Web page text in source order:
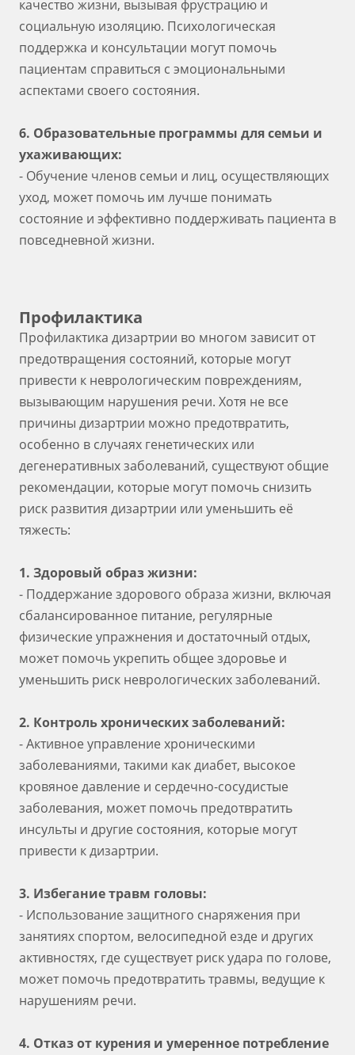
качество жизни, вызывая фрустрацию и
социальную изоляцию. Психологическая
поддержка и консультации могут помочь
пациентам справиться с эмоциональными
аспектами своего состояния.
6. Образовательные программы для семьи и
ухаживающих:
- Обучение членов семьи и лиц, осуществляющих
уход, может помочь им лучше понимать
состояние и эффективно поддерживать пациента в
повседневной жизни.
Профилактика
Профилактика дизартрии во многом зависит от
предотвращения состояний, которые могут
привести к неврологическим повреждениям,
вызывающим нарушения речи. Хотя не все
причины дизартрии можно предотвратить,
особенно в случаях генетических или
дегенеративных заболеваний, существуют общие
рекомендации, которые могут помочь снизить
риск развития дизартрии или уменьшить её
тяжесть:
1. Здоровый образ жизни:
- Поддержание здорового образа жизни, включая
сбалансированное питание, регулярные
физические упражнения и достаточный отдых,
может помочь укрепить общее здоровье и
уменьшить риск неврологических заболеваний.
2. Контроль хронических заболеваний:
- Активное управление хроническими
заболеваниями, такими как диабет, высокое
кровяное давление и сердечно-сосудистые
заболевания, может помочь предотвратить
инсульты и другие состояния, которые могут
привести к дизартрии.
3. Избегание травм головы:
- Использование защитного снаряжения при
занятиях спортом, велосипедной езде и других
активностях, где существует риск удара по голове,
может помочь предотвратить травмы, ведущие к
нарушениям речи.
4. Отказ от курения и умеренное потребление